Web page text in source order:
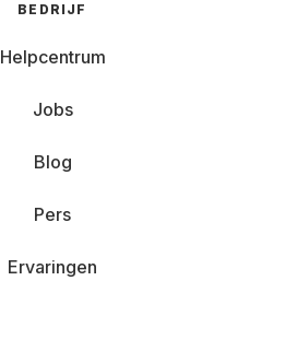
BEDRIJF
Helpcentrum
Jobs
Blog
Pers
Ervaringen